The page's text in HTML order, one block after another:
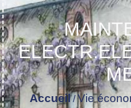
Accueil/Vie